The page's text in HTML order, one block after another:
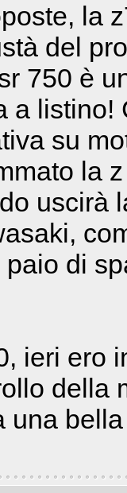
la
del
750 è
a
su
la
uscirà
di
ieri ero
della
una